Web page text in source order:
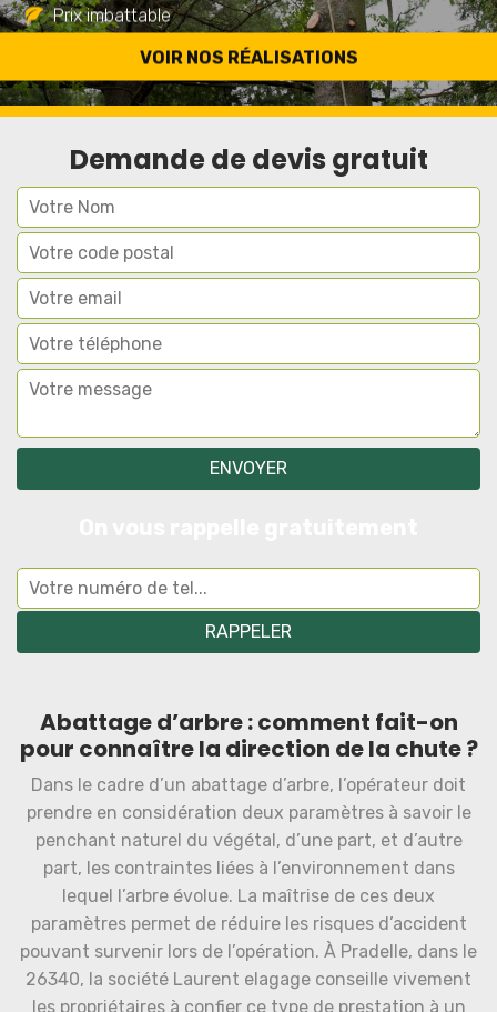
VOIR NOS RÉALISATIONS
Prix imbattable
Travail de qualité
Demande de devis gratuit
Abattage d’arbre : comment fait-on
pour connaître la direction de la chute ?
Dans le cadre d’un abattage d’arbre, l’opérateur doit
prendre en considération deux paramètres à savoir le
penchant naturel du végétal, d’une part, et d’autre
part, les contraintes liées à l’environnement dans
lequel l’arbre évolue. La maîtrise de ces deux
paramètres permet de réduire les risques d’accident
pouvant survenir lors de l’opération. À Pradelle, dans le
26340, la société Laurent elagage conseille vivement
les propriétaires à confier ce type de prestation à un